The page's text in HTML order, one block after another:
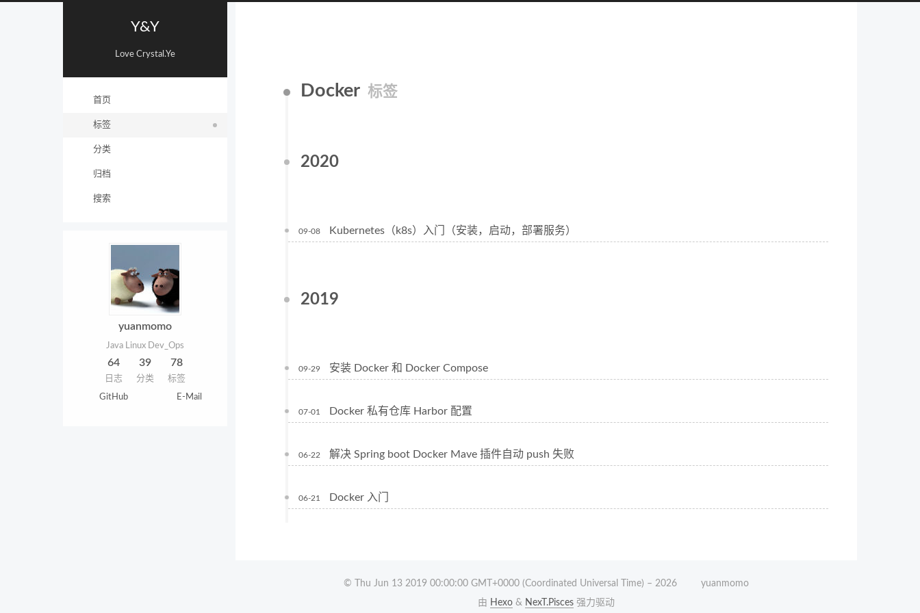
Y&Y
Love Crystal.Ye
首页
标签
分类
归档
搜索
yuanmomo
Java Linux Dev_Ops
64
日志
39
分类
78
标签
GitHub E-Mail
Docker 标签
2020
09-08 Kubernetes（k8s）入门（安装，启动，部署服务）
2019
09-29 安装 Docker 和 Docker Compose
07-01 Docker 私有仓库 Harbor 配置
06-22 解决 Spring boot Docker Mave 插件自动 push 失败
06-21 Docker 入门
© Thu Jun 13 2019 00:00:00 GMT+0000 (Coordinated Universal Time) – 2026
yuanmomo
由 Hexo & NexT.Pisces 强力驱动